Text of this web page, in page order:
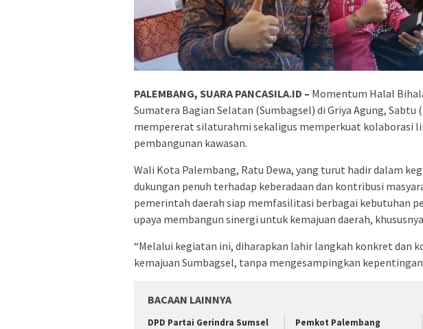
PALEMBANG, SUARA PANCASILA.ID – Momentum Halal
Sumatera Bagian Selatan (Sumbagsel) di Griya Agung,
mempererat silaturahmi sekaligus memperkuat kolaborasi
pembangunan kawasan.
Wali Kota Palembang, Ratu Dewa, yang turut hadir dalam
dukungan penuh terhadap keberadaan dan kontribusi
pemerintah daerah siap memfasilitasi berbagai kebutuhan
upaya membangun sinergi untuk kemajuan daerah,
“Melalui kegiatan ini, diharapkan lahir langkah konkret dan
kemajuan Sumbagsel, tanpa mengesampingkan kepentingan
BACAAN LAINNYA
DPD Partai Gerindra Sumsel
Pemkot Palembang